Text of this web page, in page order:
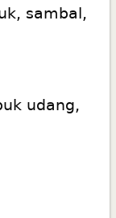
sambal,
udang,